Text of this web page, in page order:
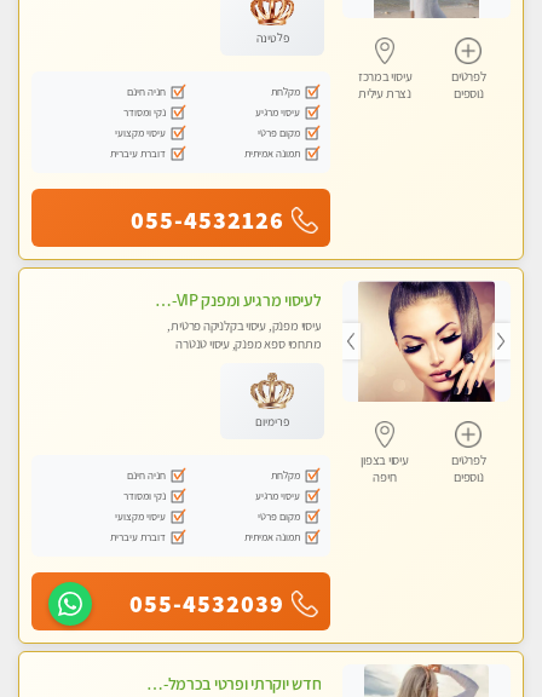
לפרטים
נוספים
עיסוי במרכז
נצרת עילית
פלטינה
מקלחת
חניה חינם
עיסוי מרגיע
נקי ומסודר
מקום פרטי
עיסוי מקצועי
תמונה אמיתית
דוברת עיברית
055-4532126
לפרטים
נוספים
עיסוי בצפון
חיפה
לעיסוי מרגיע ומפנק VIP-מומלץ לחלוטין! פרטי! ​​​​​​ לקביעת תור נא להתקשר ....
עיסוי מפנק, עיסוי בקלניקה פרטית,
מתחמי ספא מפנק, עיסוי טנטרה
פרימיום
מקלחת
חניה חינם
עיסוי מרגיע
נקי ומסודר
מקום פרטי
עיסוי מקצועי
תמונה אמיתית
דוברת עיברית
055-4532039
חדש יוקרתי ופרטי בכרמל-חיפה פנקו את עצמכם ברוגע פינוק וחוויה בלתי נשכחת ללא מין !!